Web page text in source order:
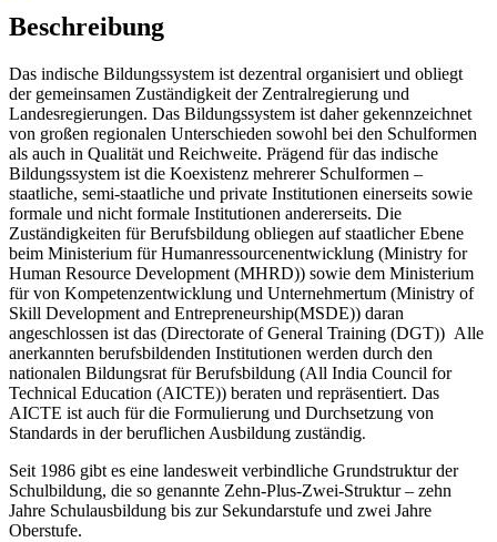
Beschreibung
Das indische Bildungssystem ist dezentral organisiert und obliegt
der gemeinsamen Zuständigkeit der Zentralregierung und
Landesregierungen. Das Bildungssystem ist daher gekennzeichnet
von großen regionalen Unterschieden sowohl bei den Schulformen
als auch in Qualität und Reichweite. Prägend für das indische
Bildungssystem ist die Koexistenz mehrerer Schulformen –
staatliche, semi-staatliche und private Institutionen einerseits sowie
formale und nicht formale Institutionen andererseits. Die
Zuständigkeiten für Berufsbildung obliegen auf staatlicher Ebene
beim Ministerium für Humanressourcenentwicklung (Ministry for
Human Resource Development (MHRD)) sowie dem Ministerium
für von Kompetenzentwicklung und Unternehmertum (Ministry of
Skill Development and Entrepreneurship(MSDE)) daran
angeschlossen ist das (Directorate of General Training (DGT)) Alle
anerkannten berufsbildenden Institutionen werden durch den
nationalen Bildungsrat für Berufsbildung (All India Council for
Technical Education (AICTE)) beraten und repräsentiert. Das
AICTE ist auch für die Formulierung und Durchsetzung von
Standards in der beruflichen Ausbildung zuständig.
Seit 1986 gibt es eine landesweit verbindliche Grundstruktur der
Schulbildung, die so genannte Zehn-Plus-Zwei-Struktur – zehn
Jahre Schulausbildung bis zur Sekundarstufe und zwei Jahre
Oberstufe.